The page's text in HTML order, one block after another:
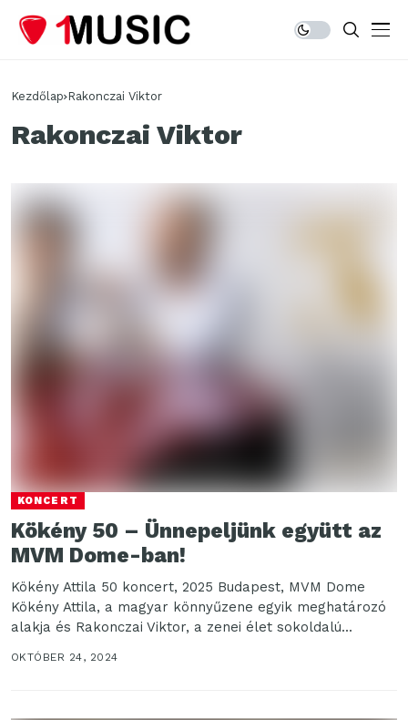
Kezdőlap Rakonczai Viktor
Rakonczai Viktor
KONCERT
Kökény 50 – Ünnepeljünk együtt az
MVM Dome-ban!
Kökény Attila 50 koncert, 2025 Budapest, MVM Dome
Kökény Attila, a magyar könnyűzene egyik meghatározó
alakja és Rakonczai Viktor, a zenei élet sokoldalú...
OKTÓBER 24, 2024